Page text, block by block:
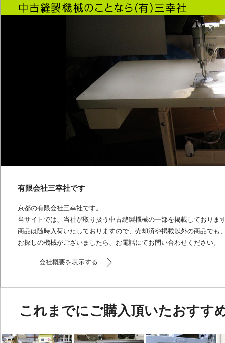
有限会社三幸社です
京都の有限会社三幸社です。
当サイトでは、当社が取り扱う中古縫製機械の一部を掲載しておりま
商品は随時入荷いたしておりますので、売却済や掲載以外の商品でも
お探しの機械がございましたら、お電話にてお問い合わせください。
会社概要を表示する
これまでにご購入頂いたおすす